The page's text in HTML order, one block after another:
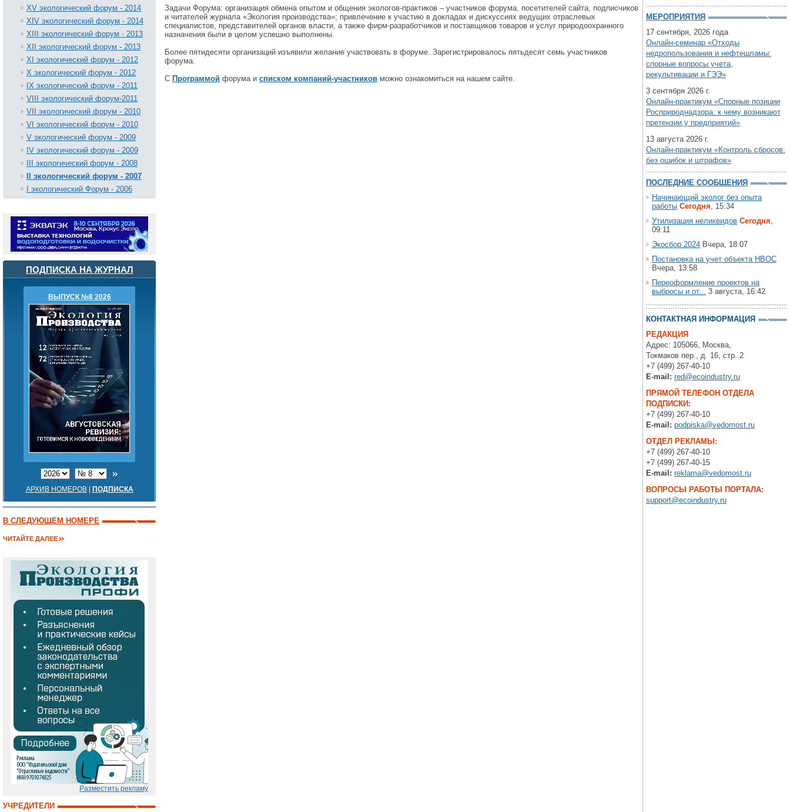
XV экологический форум - 2014
XIV экологический форум - 2014
XIII экологический форум - 2013
XII экологический форум - 2013
XI экологический форум - 2012
X экологический форум - 2012
IX экологический форум - 2011
VIII экологический форум-2011
VII экологический форум - 2010
VI экологический форум - 2010
V экологический форум - 2009
IV экологический форум - 2009
III экологический форум - 2008
II экологический форум - 2007
I экологический Форум - 2006
ПОДПИСКА НА ЖУРНАЛ
ВЫПУСК №8 2026
АРХИВ НОМЕРОВ| ПОДПИСКА
В СЛЕДУЮЩЕМ НОМЕРЕ
ЧИТАЙТЕ ДАЛЕЕ
Разместить рекламу
УЧРЕДИТЕЛИ
Задачи Форума: организация обмена опытом и общения экологов-практиков – участников форума, посетителей сайта, подписчиков
и читателей журнала «Экология производства»; привлечение к участию в докладах и дискуссиях ведущих отраслевых
специалистов, представителей органов власти, а также фирм-разработчиков и поставщиков товаров и услуг природоохранного
назначения были в целом успешно выполнены.
Более пятидесяти организаций изъявили желание участвовать в форуме. Зарегистрировалось пятьдесят семь участников
форума.
С Программой форума и списком компаний-участников можно ознакомиться на нашем сайте.
МЕРОПРИЯТИЯ
17 сентября, 2026 года
Онлайн-семинар «Отходы
недропользования и нефтешламы:
спорные вопросы учета,
рекультивации и ГЭЭ»
3 сентября 2026 г.
Онлайн-практикум «Спорные позиции
Росприроднадзора: к чему возникают
претензии у предприятий»
13 августа 2026 г.
Онлайн-практикум «Контроль сбросов:
без ошибок и штрафов»
ПОСЛЕДНИЕ СООБЩЕНИЯ
Начинающий эколог без опыта
работы Сегодня, 15:34
Утилизация неликвидов Сегодня,
09:11
Экосбор 2024 Вчера, 18:07
Постановка на учет объекта НВОС
Вчера, 13:58
Переоформление проектов на
выбросы и от... 3 августа, 16:42
КОНТАКТНАЯ ИНФОРМАЦИЯ
РЕДАКЦИЯ
Адрес: 105066, Москва,
Токмаков пер., д. 16, стр. 2
+7 (499) 267-40-10
E-mail: red@ecoindustry.ru
ПРЯМОЙ ТЕЛЕФОН ОТДЕЛА
ПОДПИСКИ:
+7 (499) 267-40-10
E-mail: podpiska@vedomost.ru
ОТДЕЛ РЕКЛАМЫ:
+7 (499) 267-40-10
+7 (499) 267-40-15
E-mail: reklama@vedomost.ru
ВОПРОСЫ РАБОТЫ ПОРТАЛА:
support@ecoindustry.ru